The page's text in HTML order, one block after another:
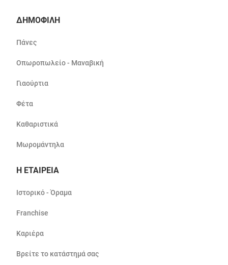
ΔΗΜΟΦΙΛΗ
Πάνες
Οπωροπωλείο - Μαναβική
Γιαούρτια
Φέτα
Καθαριστικά
Μωρομάντηλα
Η ΕΤΑΙΡΕΙΑ
Ιστορικό - Όραμα
Franchise
Καριέρα
Βρείτε το κατάστημά σας